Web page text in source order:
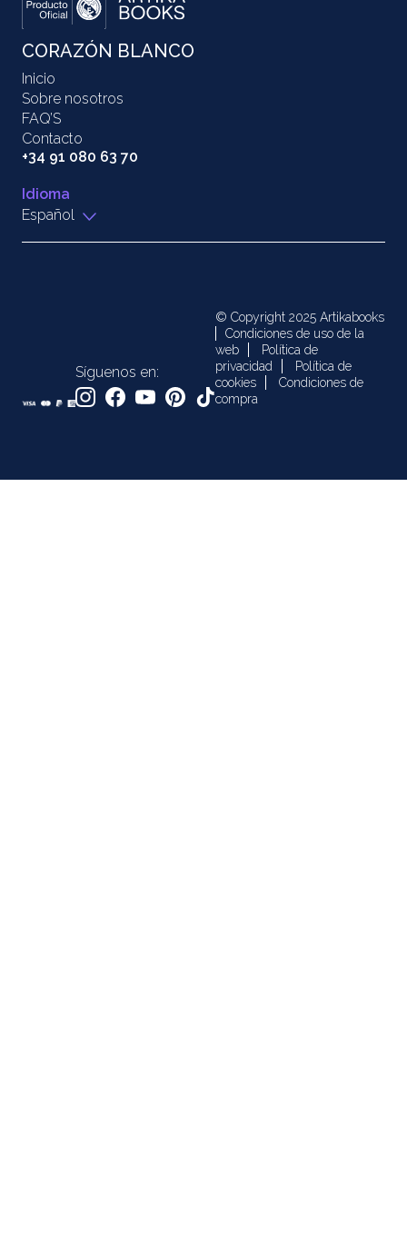
CORAZÓN BLANCO
Inicio
Sobre nosotros
FAQ’S
Contacto
+34 91 080 63 70
Idioma
Español
Síguenos en:
© Copyright 2025 Artikabooks
Condiciones de uso de la
web
Política de
privacidad
Política de
cookies
Condiciones de
compra